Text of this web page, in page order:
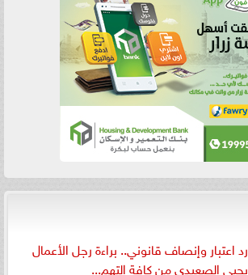
رد اعتبار وإنصاف قانوني.. براءة رجل الأعمال
يحيى الصعيدي من كافة التهم...